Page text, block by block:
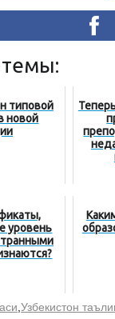
типовой
новой
уровень
,Узбекистон